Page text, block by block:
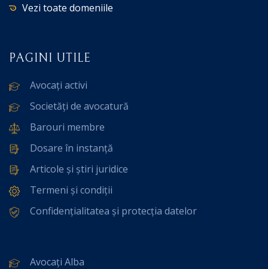
Vezi toate domeniile
PAGINI UTILE
Avocați activi
Societăți de avocatură
Barouri membre
Dosare în instanță
Articole și știri juridice
Termeni și condiții
Confidențialitatea și protecția datelor
Avocați Alba